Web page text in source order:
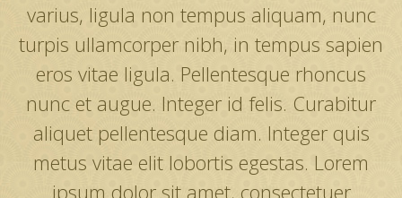
varius, ligula non tempus aliquam, nunc
turpis ullamcorper nibh, in tempus sapien
eros vitae ligula. Pellentesque rhoncus
nunc et augue. Integer id felis. Curabitur
aliquet pellentesque diam. Integer quis
metus vitae elit lobortis egestas. Lorem
ipsum dolor sit amet, consectetuer